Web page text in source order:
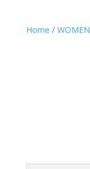
Home / WOMEN